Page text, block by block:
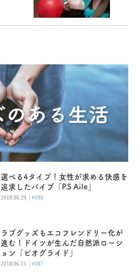
選べる4タイプ！女性が求める快感を
追求したバイブ「P.S Aile」
2018.06.29 |#088
ラブグッズもエコフレンドリー化が
進む！ドイツが生んだ自然派ローシ
ョン「ビオグライド」
2018.06.15 |#087